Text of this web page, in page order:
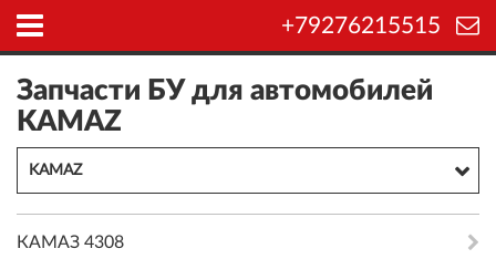
+79276215515
Запчасти БУ для автомобилей
KAMAZ
KAMAZ
КАМАЗ 4308